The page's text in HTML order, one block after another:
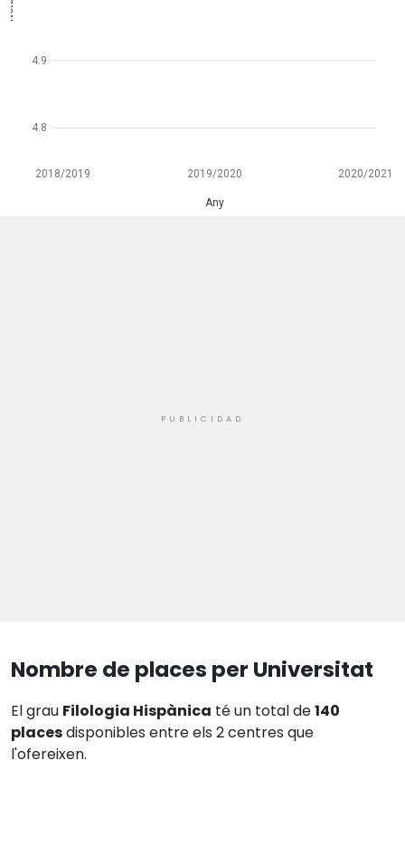
2018/2019 2019/2020 2020/2021
Any
4.8
4.9
Nombre de places per Universitat
El grau Filologia Hispànica té un total de140
placesdisponibles entre els 2 centres que
l'ofereixen.